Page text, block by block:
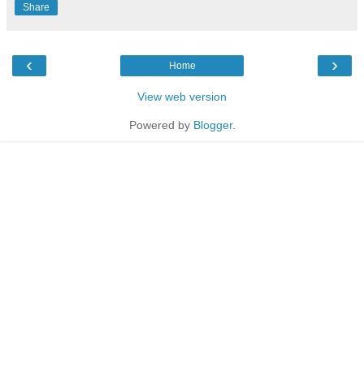
Share
‹ ›
Home
View web version
Powered by Blogger.